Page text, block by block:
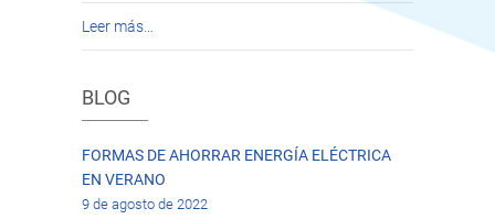
Leer más…
BLOG
FORMAS DE AHORRAR ENERGÍA ELÉCTRICA
EN VERANO
9 de agosto de 2022